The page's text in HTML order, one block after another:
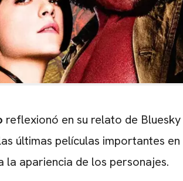
reflexionó en su relato de
últimas películas importantes
apariencia de los personajes.